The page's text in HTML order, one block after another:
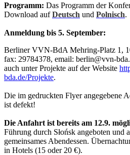
Programm: Das Programm der
Download aufDeutsch und Polnisch.
Anmeldung bis 5. September:
Berliner VVN-BdA Mehring-Platz 1,
fax: 29784378, email: berlin@vvn-
auch unter Projekte auf der Website
bda.de/Projekte.
Die im gedruckten Flyer angegebene
ist defekt!
Die Anfahrt ist bereits am 12.9.
Führung durch Słońsk angeboten und
gemeinsames Abendessen.
in Hotels (15 oder 20 €).